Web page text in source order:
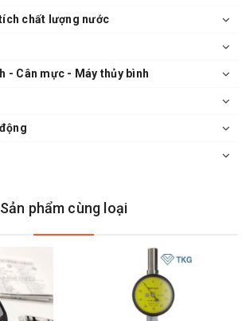
chất lượng nước
- Cân mực - Máy thủy bình
Sản phẩm cùng loại